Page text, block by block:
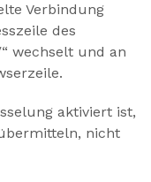
Verbindung
des
wechselt und an
aktiviert ist,
nicht